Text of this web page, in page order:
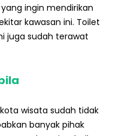
ingin mendirikan
kawasan ini. Toilet
juga sudah terawat
wisata sudah tidak
banyak pihak